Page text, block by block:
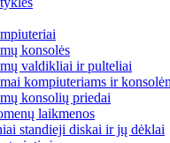
konsolės
valdikliai ir pulteliai
kompiuteriams ir
konsolių priedai
laikmenos
standieji diskai ir jų dėklai